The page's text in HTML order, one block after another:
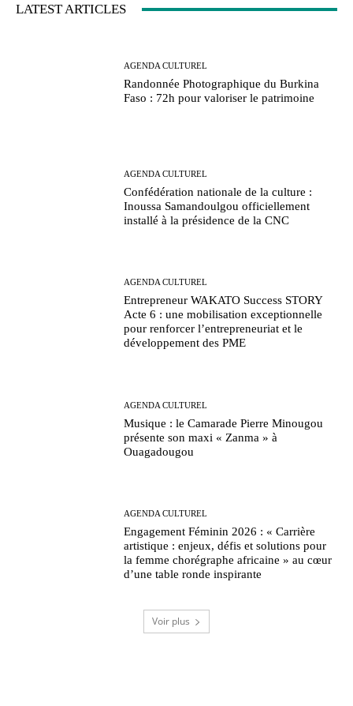
LATEST ARTICLES
AGENDA CULTUREL
Randonnée Photographique du Burkina
Faso : 72h pour valoriser le patrimoine
AGENDA CULTUREL
Confédération nationale de la culture :
Inoussa Samandoulgou officiellement
installé à la présidence de la CNC
AGENDA CULTUREL
Entrepreneur WAKATO Success STORY
Acte 6 : une mobilisation exceptionnelle
pour renforcer l’entrepreneuriat et le
développement des PME
AGENDA CULTUREL
Musique : le Camarade Pierre Minougou
présente son maxi « Zanma » à
Ouagadougou
AGENDA CULTUREL
Engagement Féminin 2026 : « Carrière
artistique : enjeux, défis et solutions pour
la femme chorégraphe africaine » au cœur
d’une table ronde inspirante
Voir plus